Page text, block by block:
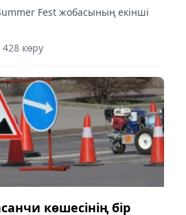
Fest жобасының екінші
428 көру
көшесінің бір